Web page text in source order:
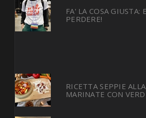
FA' LA COSA GIUSTA:
PERDERE!
RICETTA SEPPIE
MARINATE CON